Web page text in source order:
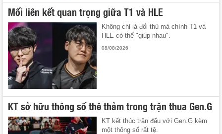
Mối liên kết quan trọng giữa T1 và HLE
Không chỉ là đối thủ mà chính T1 và
HLE có thể "giúp nhau".
08/08/2026
KT sở hữu thông số thê thảm trong trận thua Gen.G
KT kết thúc trận đấu với Gen.G kèm
một thông số rất tệ.